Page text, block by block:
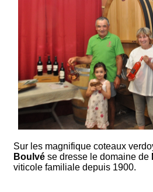
Sur les magnifique coteaux
Boulvé se dresse le domaine de
viticole familiale depuis 1900.